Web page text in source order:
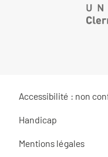
Accessibilité : non
Handicap
Mentions légales